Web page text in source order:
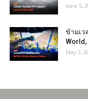
June 5,
ข้ามเว
World,
May 2,